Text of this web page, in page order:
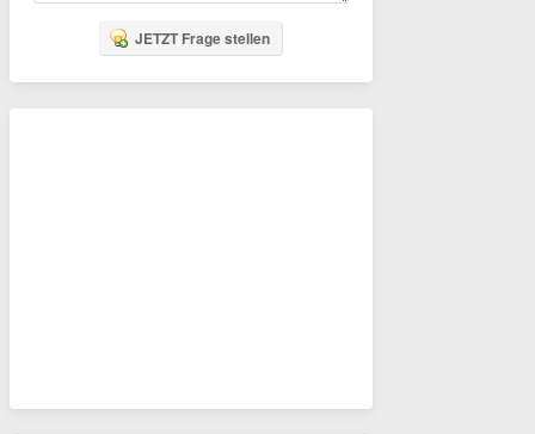
JETZT Frage stellen